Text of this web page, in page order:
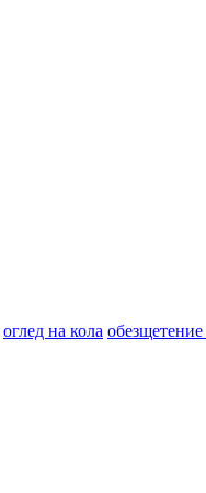
оглед на кола